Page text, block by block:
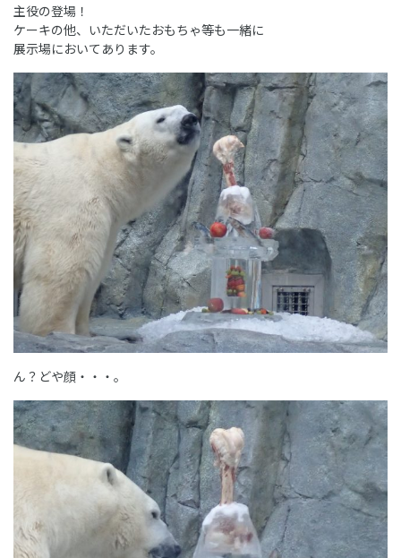
主役の登場！
ケーキの他、いただいたおもちゃ等も一緒に
展示場においてあります。
ん？どや顔・・・。